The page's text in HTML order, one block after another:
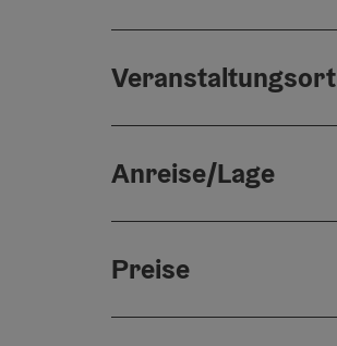
Veranstaltungsort
Anreise/Lage
Preise